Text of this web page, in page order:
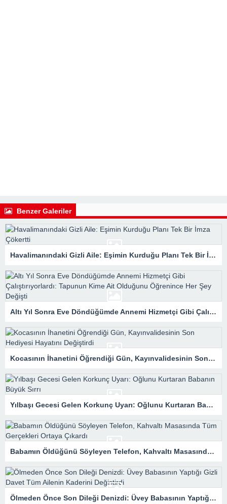
Benzer Galeriler
Havalimanındaki Gizli Aile: Eşimin Kurduğu Planı Tek Bir İmza Çökertti
Altı Yıl Sonra Eve Döndüğümde Annemi Hizmetçi Gibi Çalıştırıyorlardı: Tapunun Kime Ait Olduğunu Öğrenince Her Şey Değişti
Kocasının İhanetini Öğrendiği Gün, Kayınvalidesinin Son Hediyesi Hayatını Değiştirdi
Yılbaşı Gecesi Gelen Korkunç Uyarı: Oğlunu Kurtaran Babanın Büyük Sırrı
Babamın Öldüğünü Söyleyen Telefon, Kahvaltı Masasında Tüm Gerçekleri Ortaya Çıkardı
Ölmeden Önce Son Dileği Denizdi: Üvey Babasının Yaptığı Gizli Davet Tüm Ailenin Kaderini Değiştirdi